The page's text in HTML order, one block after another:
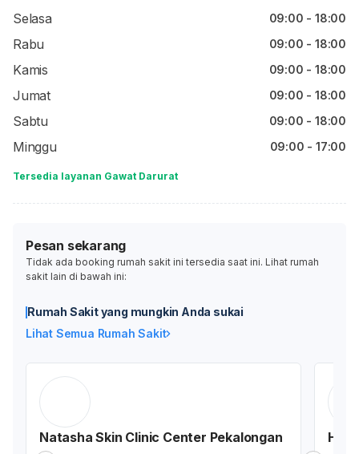
Selasa 09:00 - 18:00
Rabu 09:00 - 18:00
Kamis 09:00 - 18:00
Jumat 09:00 - 18:00
Sabtu 09:00 - 18:00
Minggu 09:00 - 17:00
Tersedia layanan Gawat Darurat
Pesan sekarang
Tidak ada booking rumah sakit ini tersedia saat ini. Lihat rumah
sakit lain di bawah ini:
Rumah Sakit yang mungkin Anda sukai
Lihat Semua Rumah Sakit
Natasha Skin Clinic Center Pekalongan